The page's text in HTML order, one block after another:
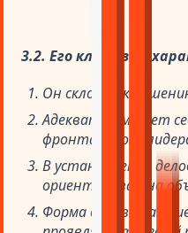
3.2. Его ключевые
Он склонен к
Адекватно может
фронтального
В установлении
ориентирован на
Форма деловой